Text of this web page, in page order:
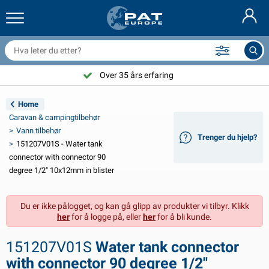
og utstyr
for tilhengere
Aspöck
LED
og solcelleartikler
og 24V tilbehør
& bobil eksteriør
& husbil interiør
til gass
tilbehør
og sjakler
og vedlikehold
og utstyr
& branntepper
produkter
Nederlands
Deutsch
English
Français
Svenska
Dansk
Suomalainen
Over 35 års erfaring
Home
Caravan & campingtilbehør
Vann tilbehør
151207V01S - Water tank
connector with connector 90
degree 1/2" 10x12mm in blister
Trenger du hjelp?
Du er ikke pålogget, og kan gå glipp av produkter vi tilbyr. Klikk
herfor å logge på, ellerherfor å bli kunde.
151207V01S Water tank connector
with connector 90 degree 1/2"